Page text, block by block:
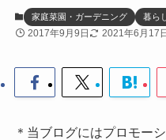
家庭菜園・ガーデニング 暮ら
2017年9月9日 2021年6月17日
＊当ブログにはプロモー